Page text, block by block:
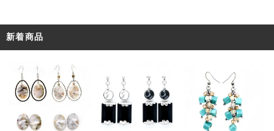
新着商品